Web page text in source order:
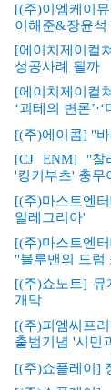
[(주)이엠케이
이해준&장윤석
[에이치제이컬쳐
성공사례 될까
[에이치제이컬쳐
‘괴테의 변론’·‘
[(주)에이콤] "
[CJ ENM] "찰
'킹키부츠' 충무
[(주)마스트엔
알레그리아'
[(주)마스트엔
"블루맨의 드럼
[(주)쇼노트] 뮤
개막
[(주)피엠씨프
출범기념 '시민
[(주)쇼플레이]